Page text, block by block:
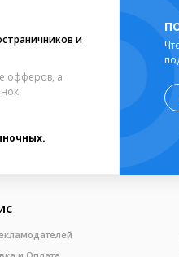
и
офферов, а